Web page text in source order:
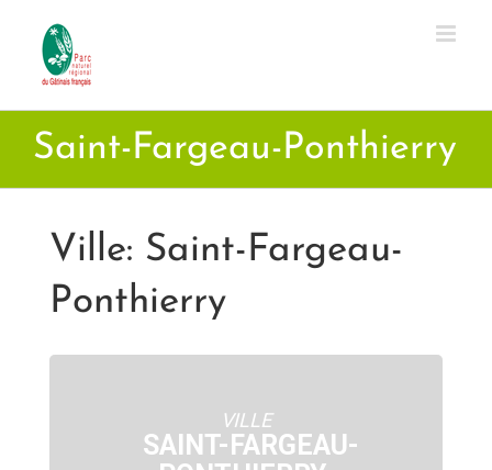
contenu
Saint-Fargeau-Ponthierry
Ville: Saint-Fargeau-
Ponthierry
VILLE
SAINT-FARGEAU-